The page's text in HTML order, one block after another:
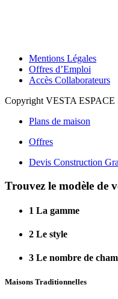
Mentions Légales
Offres d’Emploi
Accès Collaborateurs
Copyright VESTA ESPACE
Plans de maison
Offres
Devis Construction
Trouvez le modèle de
1 La gamme
2 Le style
3 Le nombre de
Maisons Traditionnelles